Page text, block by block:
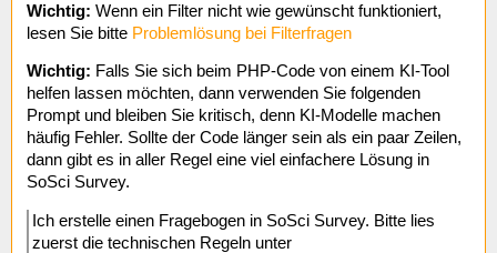
Wichtig: Wenn ein Filter nicht wie gewünscht funktioniert,
lesen Sie bitte Problemlösung bei Filterfragen
Wichtig: Falls Sie sich beim PHP-Code von einem KI-Tool
helfen lassen möchten, dann verwenden Sie folgenden
Prompt und bleiben Sie kritisch, denn KI-Modelle machen
häufig Fehler. Sollte der Code länger sein als ein paar Zeilen,
dann gibt es in aller Regel eine viel einfachere Lösung in
SoSci Survey.
Ich erstelle einen Fragebogen in SoSci Survey. Bitte lies
zuerst die technischen Regeln unter